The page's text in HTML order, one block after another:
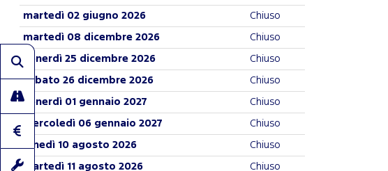
martedì 02 giugno 2026 Chiuso
martedì 08 dicembre 2026 Chiuso
venerdì 25 dicembre 2026 Chiuso
sabato 26 dicembre 2026 Chiuso
venerdì 01 gennaio 2027 Chiuso
mercoledì 06 gennaio 2027 Chiuso
lunedì 10 agosto 2026 Chiuso
martedì 11 agosto 2026 Chiuso